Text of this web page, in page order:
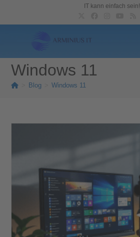
IT kann einfach sein!
Windows 11
Blog Windows 11